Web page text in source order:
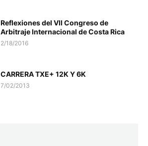
Reflexiones del VII Congreso de
Arbitraje Internacional de Costa Rica
2/18/2016
CARRERA TXE+ 12K Y 6K
7/02/2013